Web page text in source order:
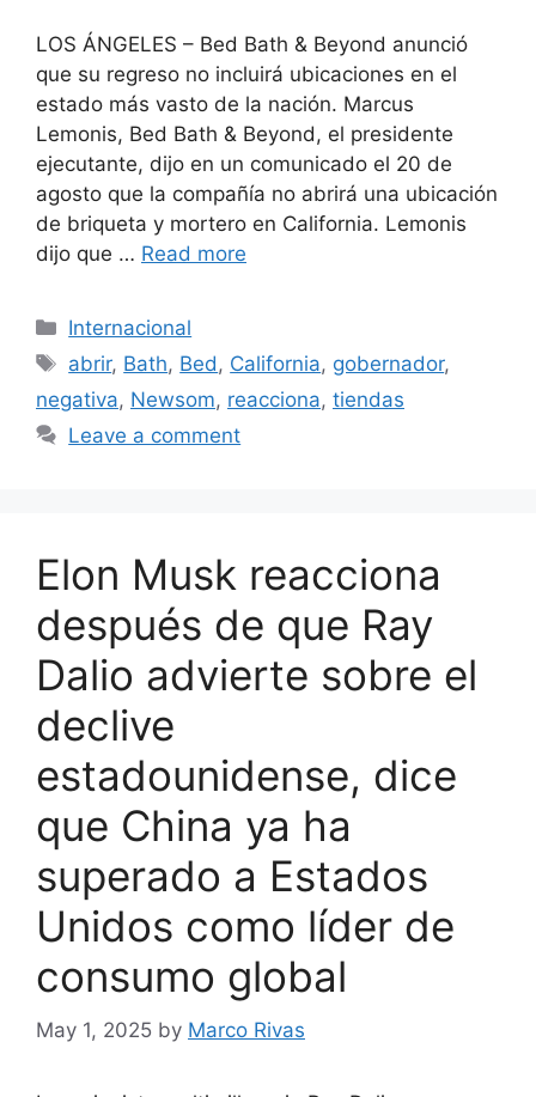
LOS ÁNGELES – Bed Bath & Beyond anunció
que su regreso no incluirá ubicaciones en el
estado más vasto de la nación. Marcus
Lemonis, Bed Bath & Beyond, el presidente
ejecutante, dijo en un comunicado el 20 de
agosto que la compañía no abrirá una ubicación
de briqueta y mortero en California. Lemonis
dijo que … Read more
Categories
Internacional
Tags
abrir, Bath, Bed, California, gobernador,
negativa, Newsom, reacciona, tiendas
Leave a comment
Elon Musk reacciona
después de que Ray
Dalio advierte sobre el
declive
estadounidense, dice
que China ya ha
superado a Estados
Unidos como líder de
consumo global
May 1, 2025 by Marco Rivas